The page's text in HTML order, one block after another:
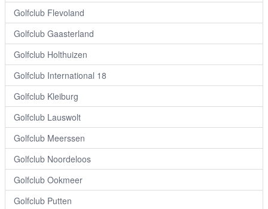
Golfclub Flevoland
Golfclub Gaasterland
Golfclub Holthuizen
Golfclub International 18
Golfclub Kleiburg
Golfclub Lauswolt
Golfclub Meerssen
Golfclub Noordeloos
Golfclub Ookmeer
Golfclub Putten